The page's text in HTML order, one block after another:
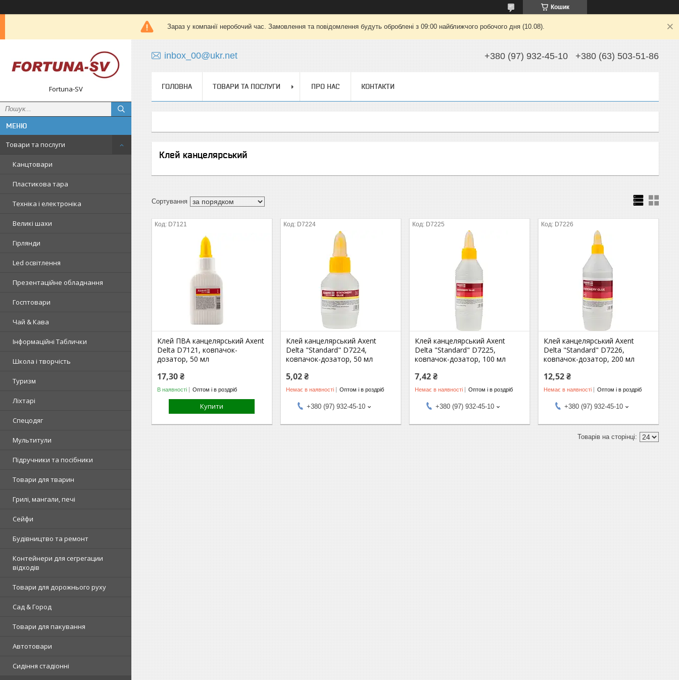
Кошик
Зараз у компанії неробочий час. Замовлення та повідомлення будуть оброблені з 09:00 найближчого робочого дня (10.08).
Fortuna-SV
Товари та послуги
Канцтовари
Пластикова тара
Техніка і електроніка
Великі шахи
Гірлянди
Led освітлення
Презентаційне обладнання
Госптовари
Чай & Кава
Інформаційні Таблички
Школа і творчість
Туризм
Ліхтарі
Спецодяг
Мультитули
Підручники та посібники
Товари для тварин
Грилі, мангали, печі
Сейфи
Будівництво та ремонт
Контейнери для сегрегации
відходів
Товари для дорожнього руху
Сад & Город
Товари для пакування
Автотовари
Сидіння стадіонні
inbox_00@ukr.net +380 (97) 932-45-10 +380 (63) 503-51-86
ГОЛОВНА ТОВАРИ ТА ПОСЛУГИ ПРО НАС КОНТАКТИ
Клей канцелярський
D7121
Клей ПВА канцелярський Axent
Delta D7121, ковпачок-
дозатор, 50 мл
17,30 ₴
В наявності Оптом і в роздріб
Купити
D7224
Клей канцелярський Axent
Delta "Standard" D7224,
ковпачок-дозатор, 50 мл
5,02 ₴
Немає в наявності Оптом і в роздріб
+380 (97) 932-45-10
D7225
Клей канцелярський Axent
Delta "Standard" D7225,
ковпачок-дозатор, 100 мл
7,42 ₴
Немає в наявності Оптом і в роздріб
+380 (97) 932-45-10
D7226
Клей канцелярський Axent
Delta "Standard" D7226,
ковпачок-дозатор, 200 мл
12,52 ₴
Немає в наявності Оптом і в роздріб
+380 (97) 932-45-10